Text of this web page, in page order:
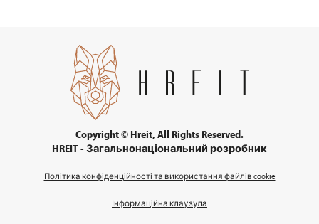
Copyright © Hreit, All Rights Reserved.
HREIT - Загальнонаціональний розробник
Політика конфіденційності та використання файлів cookie
Інформаційна клаузула